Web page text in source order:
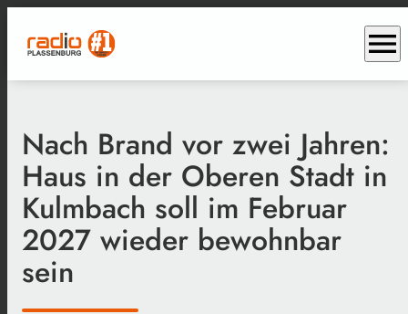
menu
Nach Brand vor zwei Jahren:
Haus in der Oberen Stadt in
Kulmbach soll im Februar
2027 wieder bewohnbar
sein